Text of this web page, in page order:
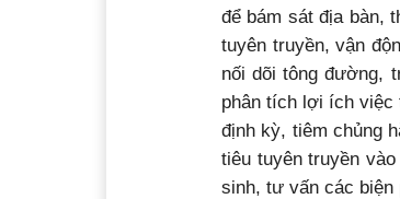
để bám sát địa bàn,
tuyên truyền, vận
nối dõi tông đường,
phân tích lợi ích việc
định kỳ, tiêm chủng
tiêu tuyên truyền
sinh, tư vấn các biện